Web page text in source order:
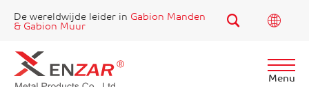
De wereldwijde leider in Gabion Manden
& Gabion Muur
Menu